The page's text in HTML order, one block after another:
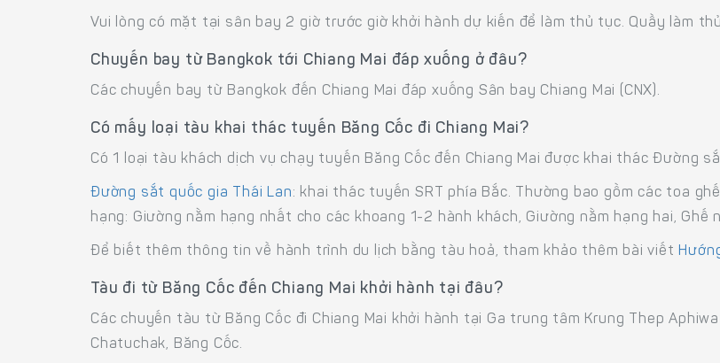
Vui lòng có mặt tại sân bay 2 giờ trước giờ khởi hành dự kiến ​​để làm thủ tục. Quầy làm
Chuyến bay từ Bangkok tới Chiang Mai đáp xuống ở đâu?
Các chuyến bay từ Bangkok đến Chiang Mai đáp xuống Sân bay Chiang Mai (CNX).
Có mấy loại tàu khai thác tuyến Băng Cốc đi Chiang Mai?
Có 1 loại tàu khách dịch vụ chạy tuyến Băng Cốc đến Chiang Mai được khai thác Đường
Đường sắt quốc gia Thái Lan: khai thác tuyến SRT phía Bắc. Thường bao gồm các toa
hạng: Giường nằm hạng nhất cho các khoang 1-2 hành khách, Giường nằm hạng hai, Ghế
Để biết thêm thông tin về hành trình du lịch bằng tàu hoả, tham khảo thêm bài viết
Tàu đi từ Băng Cốc đến Chiang Mai khởi hành tại đâu?
Các chuyến tàu từ Băng Cốc đi Chiang Mai khởi hành tại Ga trung tâm Krung Thep
Chatuchak, Băng Cốc.